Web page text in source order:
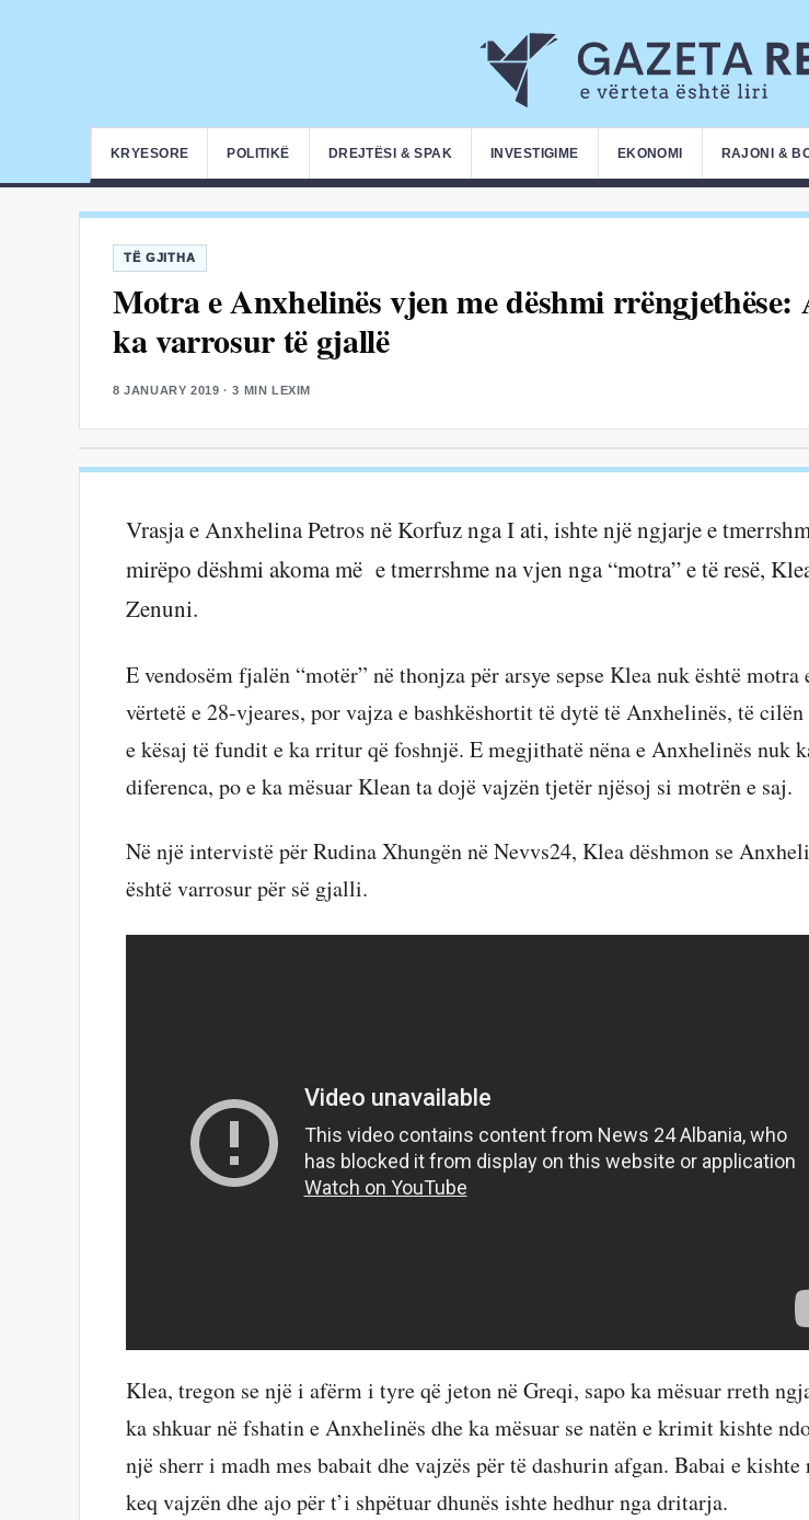
KRYESORE POLITIKË DREJTËSI & SPAK INVESTIGIME EKONOMI RAJONI &
TË GJITHA
Motra e Anxhelinës vjen me dëshmi rrëngjethëse:
ka varrosur të gjallë
8 JANUARY 2019 · 3 MIN LEXIM
Vrasja e Anxhelina Petros në Korfuz nga I ati, ishte një ngjarje e
mirëpo dëshmi akoma më e tmerrshme na vjen nga “motra” e të resë,
Zenuni.
E vendosëm fjalën “motër” në thonjza për arsye sepse Klea nuk është motra
vërtetë e 28-vjeares, por vajza e bashkëshortit të dytë të Anxhelinës, të cilën
e kësaj të fundit e ka rritur që foshnjë. E megjithatë nëna e Anxhelinës nuk
diferenca, po e ka mësuar Klean ta dojë vajzën tjetër njësoj si motrën e saj.
Në një intervistë për Rudina Xhungën në Nevvs24, Klea dëshmon se
është varrosur për së gjalli.
Klea, tregon se një i afërm i tyre që jeton në Greqi, sapo ka mësuar rreth
ka shkuar në fshatin e Anxhelinës dhe ka mësuar se natën e krimit kishte
një sherr i madh mes babait dhe vajzës për të dashurin afgan. Babai e kishte
keq vajzën dhe ajo për t’i shpëtuar dhunës ishte hedhur nga dritarja.